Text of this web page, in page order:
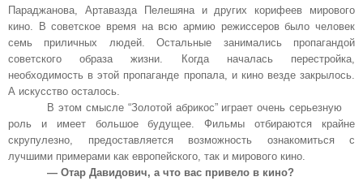
Параджанова, Артавазда Пелешяна и других корифеев мирового
кино. В советское время на всю армию режиссеров было человек
семь приличных людей. Остальные занимались пропагандой
советского образа жизни. Когда началась перестройка,
необходимость в этой пропаганде пропала, и кино везде закрылось.
А искусство осталось.
В этом смысле “Золотой абрикос” играет очень серьезную
роль и имеет большое будущее. Фильмы отбираются крайне
скрупулезно, предоставляется возможность ознакомиться с
лучшими примерами как европейского, так и мирового кино.
— Отар Давидович, а что вас привело в кино?